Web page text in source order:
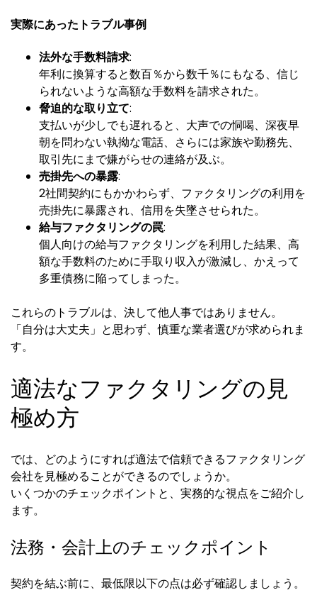
実際にあったトラブル事例
法外な手数料請求:
年利に換算すると数百％から数千％にもなる、信じ
られないような高額な手数料を請求された。
脅迫的な取り立て:
支払いが少しでも遅れると、大声での恫喝、深夜早
朝を問わない執拗な電話、さらには家族や勤務先、
取引先にまで嫌がらせの連絡が及ぶ。
売掛先への暴露:
2社間契約にもかかわらず、ファクタリングの利用を
売掛先に暴露され、信用を失墜させられた。
給与ファクタリングの罠:
個人向けの給与ファクタリングを利用した結果、高
額な手数料のために手取り収入が激減し、かえって
多重債務に陥ってしまった。
これらのトラブルは、決して他人事ではありません。
「自分は大丈夫」と思わず、慎重な業者選びが求められま
す。
適法なファクタリングの見
極め方
では、どのようにすれば適法で信頼できるファクタリング
会社を見極めることができるのでしょうか。
いくつかのチェックポイントと、実務的な視点をご紹介し
ます。
法務・会計上のチェックポイント
契約を結ぶ前に、最低限以下の点は必ず確認しましょう。